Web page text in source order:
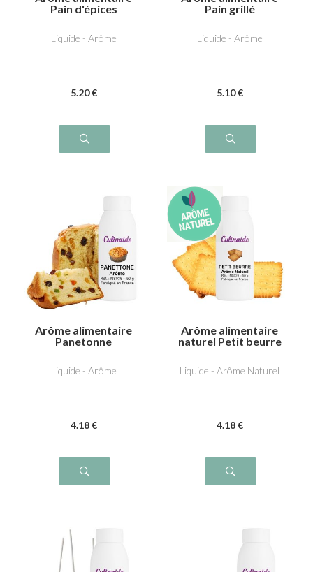
Pain d'épices
Liquide - Arôme
5.20 €
Pain grillé
Liquide - Arôme
5.10 €
Arôme alimentaire
Panetonne
Liquide - Arôme
4.18 €
Arôme alimentaire
naturel Petit beurre
Liquide - Arôme Naturel
4.18 €